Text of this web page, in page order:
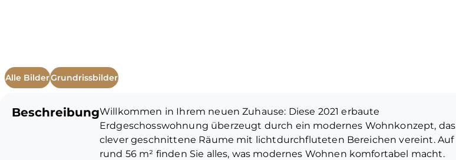
Alle BilderGrundrissbilder
BeschreibungWillkommen in Ihrem neuen Zuhause: Diese 2021 erbaute
Erdgeschosswohnung überzeugt durch ein modernes Wohnkonzept, das
clever geschnittene Räume mit lichtdurchfluteten Bereichen vereint. Auf
rund 56 m² finden Sie alles, was modernes Wohnen komfortabel macht.